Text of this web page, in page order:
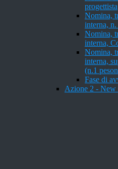
progettista
Nomina,
interna,
Nomina,
interna,
Nomina,
interna,
(n.1
Fase di
Azione 2 - New